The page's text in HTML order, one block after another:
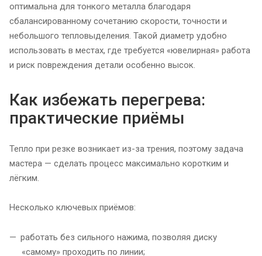
оптимальна для тонкого металла благодаря
сбалансированному сочетанию скорости, точности и
небольшого тепловыделения. Такой диаметр удобно
использовать в местах, где требуется «ювелирная» работа
и риск повреждения детали особенно высок.
Как избежать перегрева:
практические приёмы
Тепло при резке возникает из-за трения, поэтому задача
мастера — сделать процесс максимально коротким и
лёгким.
Несколько ключевых приёмов:
работать без сильного нажима, позволяя диску
«самому» проходить по линии;